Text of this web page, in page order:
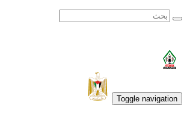
Toggle navigation